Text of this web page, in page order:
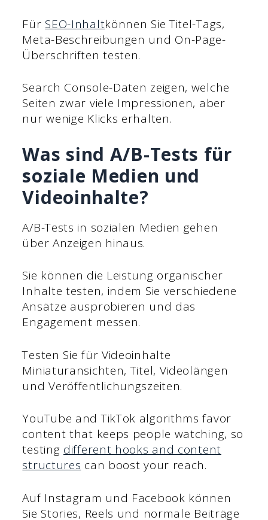
Für SEO-Inhaltkönnen Sie Titel-Tags,
Meta-Beschreibungen und On-Page-
Überschriften testen.
Search Console-Daten zeigen, welche
Seiten zwar viele Impressionen, aber
nur wenige Klicks erhalten.
Was sind A/B-Tests für
soziale Medien und
Videoinhalte?
A/B-Tests in sozialen Medien gehen
über Anzeigen hinaus.
Sie können die Leistung organischer
Inhalte testen, indem Sie verschiedene
Ansätze ausprobieren und das
Engagement messen.
Testen Sie für Videoinhalte
Miniaturansichten, Titel, Videolängen
und Veröffentlichungszeiten.
YouTube and TikTok algorithms favor
content that keeps people watching, so
testing different hooks and content
structures can boost your reach.
Auf Instagram und Facebook können
Sie Stories, Reels und normale Beiträge